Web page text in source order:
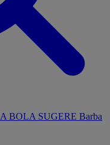
A BOLA SUGERE Barba